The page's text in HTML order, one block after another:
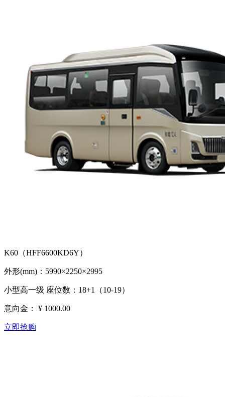
K60（HFF6600KD6Y）
外形(mm)：5990×2250×2995
小型高一级 座位数：18+1（10-19）
意向金： ¥ 1000.00
立即抢购